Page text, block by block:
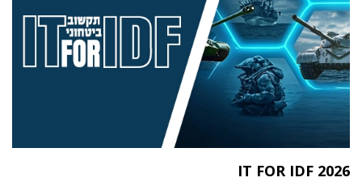
IT FOR IDF 2026